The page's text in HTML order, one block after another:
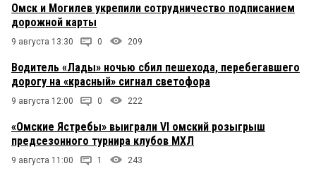
Омск и Могилев укрепили сотрудничество подписанием
дорожной карты
9 августа 13:30 0 209
Водитель «Лады» ночью сбил пешехода, перебегавшего
дорогу на «красный» сигнал светофора
9 августа 12:00 0 222
«Омские Ястребы» выиграли VI омский розыгрыш
предсезонного турнира клубов МХЛ
9 августа 11:00 1 243